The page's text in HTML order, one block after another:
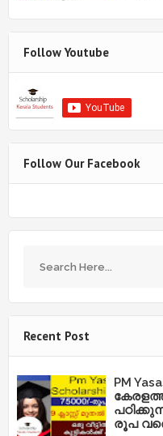
Follow Youtube
Follow Our Facebook
Recent Post
PM
രൂപ